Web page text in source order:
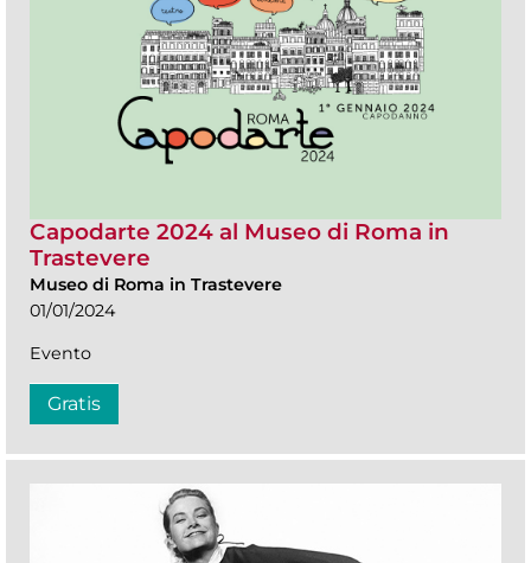
Capodarte 2024 al Museo di Roma in
Trastevere
Museo di Roma in Trastevere
01/01/2024
Evento
Gratis